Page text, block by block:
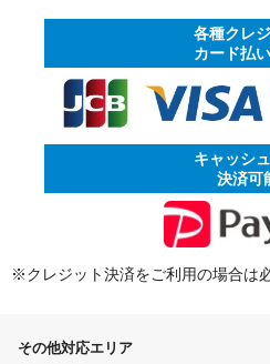
各種クレ
カード払
キャッシ
決済可
※クレジット決済をご利用の場合は
その他対応エリア